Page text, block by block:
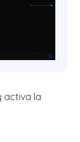
activa la